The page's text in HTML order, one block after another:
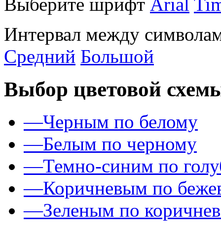
Интервал между
Средний Большой
Выбор цветовой
—Черным по белому
—Белым по черному
—Темно-синим по
—Коричневым по
—Зеленым по